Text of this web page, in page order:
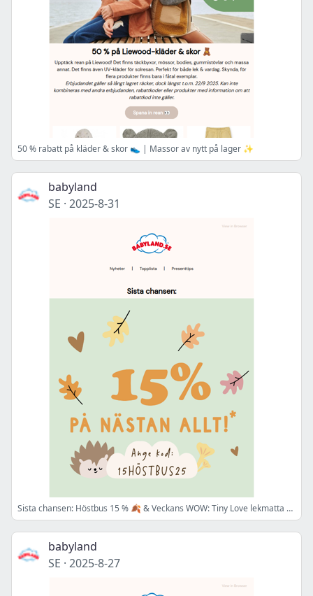
50 % rabatt på kläder & skor 👟 | Massor av nytt på lager ✨
babyland
SE · 2025-8-31
Sista chansen: Höstbus 15 % 🍂 & Veckans WOW: Tiny Love lekmatta 349 kr
babyland
SE · 2025-8-27